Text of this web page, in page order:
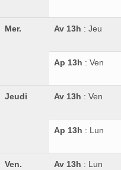
Mer. Av 13h : Jeu
Ap 13h : Ven
Jeudi Av 13h : Ven
Ap 13h : Lun
Ven. Av 13h : Lun